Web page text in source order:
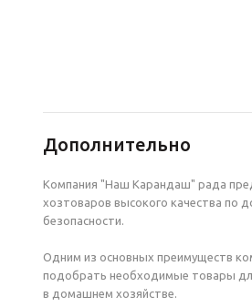
Дополнительно
Компания "Наш Карандаш" рада
хозтоваров высокого качества по
безопасности.
Одним из основных преимуществ
подобрать необходимые товары
в домашнем хозяйстве.